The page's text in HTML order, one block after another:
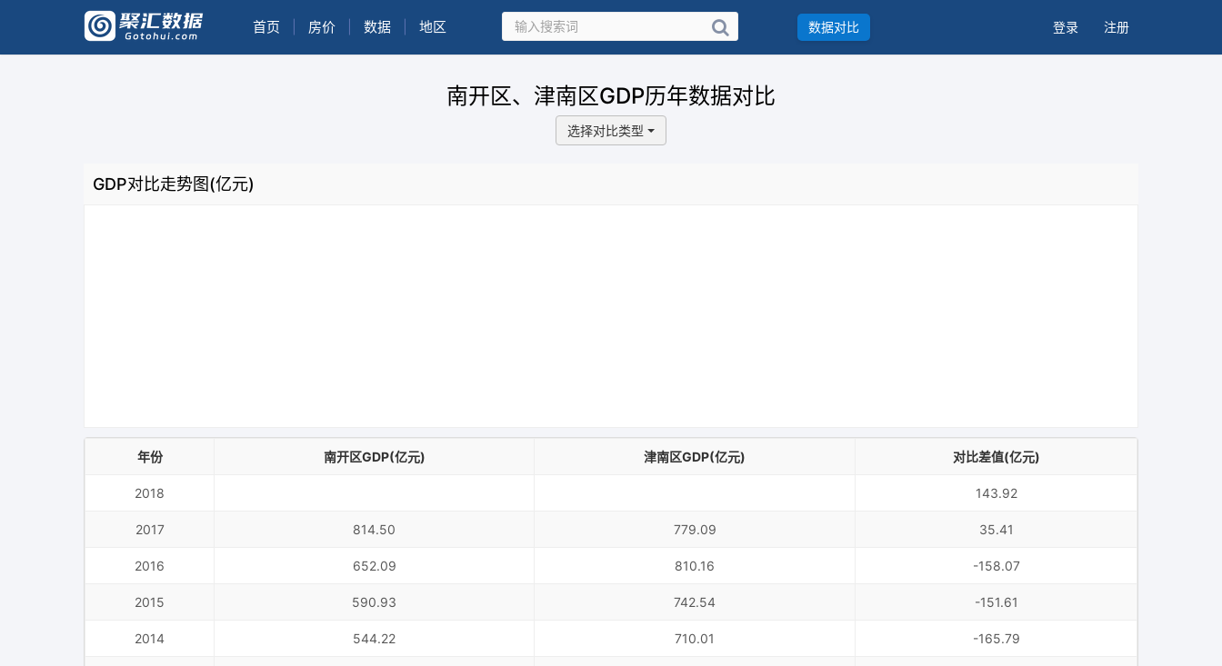
首页 房价 数据 地区 数据对比 登录 注册
南开区、津南区GDP历年数据对比
选择对比类型
GDP对比走势图(亿元)
年份 南开区GDP(亿元) 津南区GDP(亿元) 对比差值(亿元)
2018 143.92
2017 814.50 779.09 35.41
2016 652.09 810.16 -158.07
2015 590.93 742.54 -151.61
2014 544.22 710.01 -165.79